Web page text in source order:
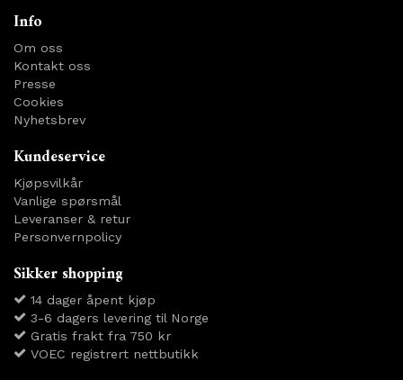
Info
Om oss
Kontakt oss
Presse
Cookies
Nyhetsbrev
Kundeservice
Kjøpsvilkår
Vanlige spørsmål
Leveranser & retur
Personvernpolicy
Sikker shopping
14 dager åpent kjøp
3-6 dagers levering til Norge
Gratis frakt fra 750 kr
VOEC registrert nettbutikk